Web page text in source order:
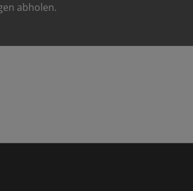
abholen.